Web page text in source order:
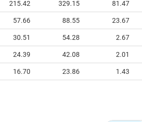
215.42 329.15 81.47
57.66 88.55 23.67
30.51 54.28 2.67
24.39 42.08 2.01
16.70 23.86 1.43